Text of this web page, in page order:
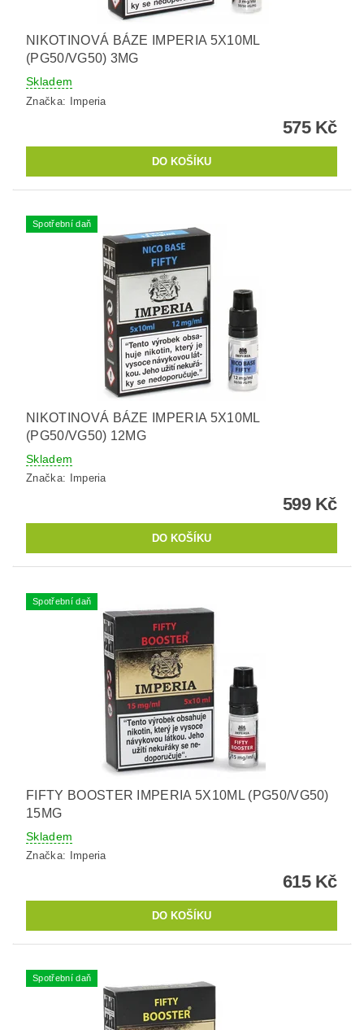
NIKOTINOVÁ BÁZE IMPERIA 5X10ML
(PG50/VG50) 3MG
Skladem
Značka: Imperia
575 Kč
Spotřební daň
NIKOTINOVÁ BÁZE IMPERIA 5X10ML
(PG50/VG50) 12MG
Skladem
Značka: Imperia
599 Kč
Spotřební daň
FIFTY BOOSTER IMPERIA 5X10ML (PG50/VG50)
15MG
Skladem
Značka: Imperia
615 Kč
Spotřební daň